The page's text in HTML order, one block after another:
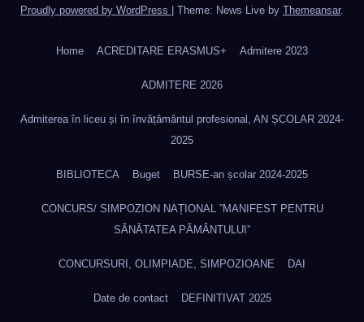
Proudly powered by WordPress Theme: News Live by Themeansar.
Home ACREDITARE ERASMUS+ Admitere 2023
ADMITERE 2026
Admiterea în liceu și în învățâmântul profesional, AN ȘCOLAR 2024-
2025
BIBLIOTECA Buget BURSE-an școlar 2024-2025
CONCURS/ SIMPOZION NAȚIONAL ”MANIFEST PENTRU
SĂNĂTATEA PĂMÂNTULUI”
CONCURSURI, OLIMPIADE, SIMPOZIOANE DAI
Date de contact DEFINITIVAT 2025